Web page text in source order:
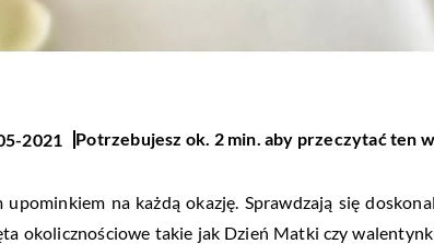
2021 Potrzebujesz ok. 2 min. aby przeczytać ten
na każdą okazję. Sprawdzają się
okolicznościowe takie jak Dzień Matki czy